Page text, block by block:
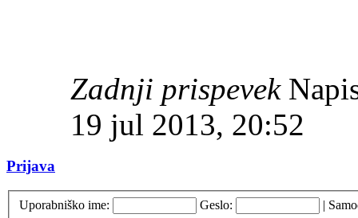
Zadnji prispevek
19 jul 2013, 20:52
Prijava
Uporabniško ime: Geslo: |